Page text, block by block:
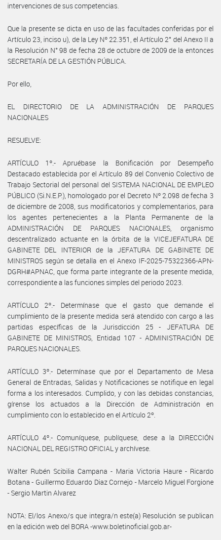
intervenciones de sus competencias.
Que la presente se dicta en uso de las facultades conferidas por el
Artículo 23, inciso u), de la Ley Nº 22.351, el Artículo 2° del Anexo II a
la Resolución N° 98 de fecha 28 de octubre de 2009 de la entonces
SECRETARÍA DE LA GESTIÓN PÚBLICA.
Por ello,
EL DIRECTORIO DE LA ADMINISTRACIÓN DE PARQUES
NACIONALES
RESUELVE:
ARTÍCULO 1º.- Apruébase la Bonificación por Desempeño
Destacado establecida por el Artículo 89 del Convenio Colectivo de
Trabajo Sectorial del personal del SISTEMA NACIONAL DE EMPLEO
PÚBLICO (Si.N.E.P.), homologado por el Decreto Nº 2.098 de fecha 3
de diciembre de 2008, sus modificatorios y complementarios, para
los agentes pertenecientes a la Planta Permanente de la
ADMINISTRACIÓN DE PARQUES NACIONALES, organismo
descentralizado actuante en la órbita de la VICEJEFATURA DE
GABINETE DEL INTERIOR de la JEFATURA DE GABINETE DE
MINISTROS según se detalla en el Anexo IF-2025-75322366-APN-
DGRH#APNAC, que forma parte integrante de la presente medida,
correspondiente a las funciones simples del periodo 2023.
ARTÍCULO 2º.- Determínase que el gasto que demande el
cumplimiento de la presente medida será atendido con cargo a las
partidas específicas de la Jurisdicción 25 - JEFATURA DE
GABINETE DE MINISTROS, Entidad 107 - ADMINISTRACIÓN DE
PARQUES NACIONALES.
ARTÍCULO 3º.- Determínase que por el Departamento de Mesa
General de Entradas, Salidas y Notificaciones se notifique en legal
forma a los interesados. Cumplido, y con las debidas constancias,
gírense los actuados a la Dirección de Administración en
cumplimiento con lo establecido en el Artículo 2º.
ARTÍCULO 4º.- Comuníquese, publíquese, dese a la DIRECCIÓN
NACIONAL DEL REGISTRO OFICIAL y archívese.
Walter Rubén Scibilia Campana - Maria Victoria Haure - Ricardo
Botana - Guillermo Eduardo Diaz Cornejo - Marcelo Miguel Forgione
- Sergio Martin Alvarez
NOTA: El/los Anexo/s que integra/n este(a) Resolución se publican
en la edición web del BORA -www.boletinoficial.gob.ar-